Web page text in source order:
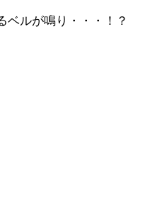
ベルが鳴り・・・！？